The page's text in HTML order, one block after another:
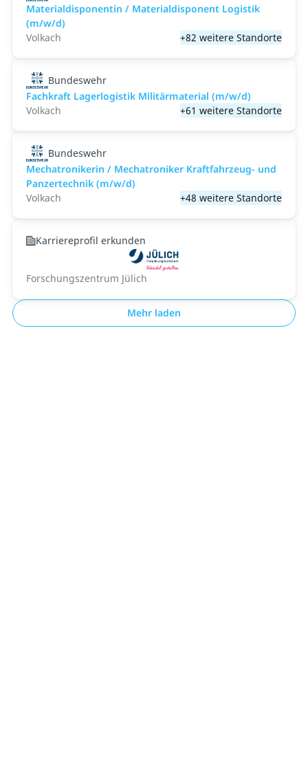
Materialdisponentin / Materialdisponent Logistik
(m/w/d)
Volkach
+82 weitere Standorte
Bundeswehr
Fachkraft Lagerlogistik Militärmaterial (m/w/d)
Volkach
+61 weitere Standorte
Bundeswehr
Mechatronikerin / Mechatroniker Kraftfahrzeug- und
Panzertechnik (m/w/d)
Volkach
+48 weitere Standorte
Karriereprofil erkunden
Forschungszentrum Jülich
Mehr laden